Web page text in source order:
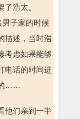
浩太。
子家的时候
描述，当时浩
考虑如果能够
电话的时间进
的……
他们亲到一半